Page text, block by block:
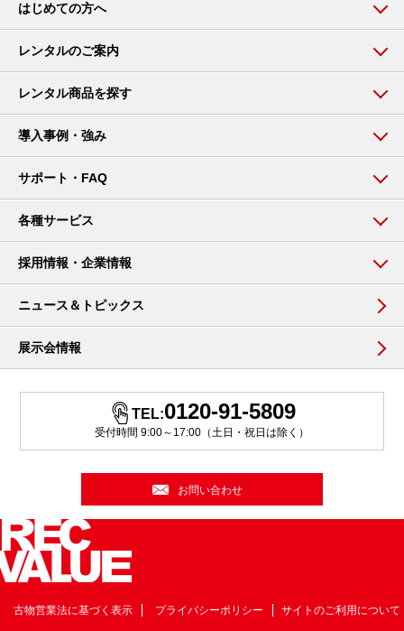
はじめての方へ
レンタルのご案内
レンタル商品を探す
導入事例・強み
サポート・FAQ
各種サービス
採用情報・企業情報
ニュース＆トピックス
展示会情報
TEL:0120-91-5809
受付時間 9:00～17:00（土日・祝日は除く）
お問い合わせ
古物営業法に基づく表示 プライバシーポリシー サイトのご利用について